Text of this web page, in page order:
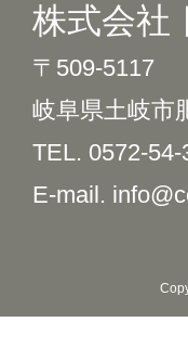
株式会社
〒509-5117
岐阜県土岐市
TEL. 0572-
E-mail.